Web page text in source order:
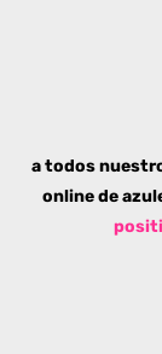
a todos
online de